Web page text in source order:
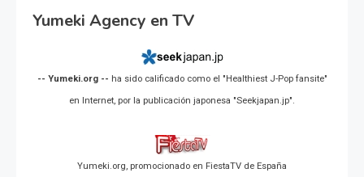
Yumeki Agency en TV
-- Yumeki.org -- ha sido calificado como el "Healthiest J-Pop fansite"
en Internet, por la publicación japonesa "Seekjapan.jp".
Yumeki.org, promocionado en FiestaTV de España